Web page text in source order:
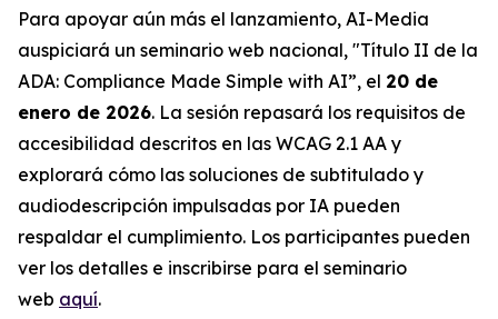
Para apoyar aún más el lanzamiento, AI-Media
auspiciará un seminario web nacional, "Título II de la
ADA: Compliance Made Simple with AI”, el 20 de
enero de 2026. La sesión repasará los requisitos de
accesibilidad descritos en las WCAG 2.1 AA y
explorará cómo las soluciones de subtitulado y
audiodescripción impulsadas por IA pueden
respaldar el cumplimiento. Los participantes pueden
ver los detalles e inscribirse para el seminario
web aquí.